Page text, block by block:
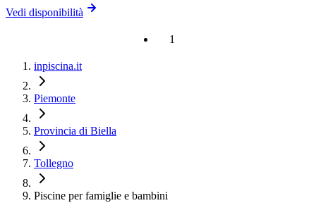
Vedi disponibilità
1
inpiscina.it
Piemonte
Provincia di Biella
Tollegno
Piscine per famiglie e bambini